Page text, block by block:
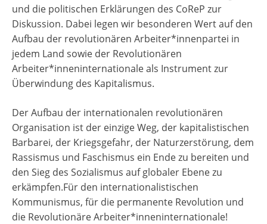
und die politischen Erklärungen des CoReP zur
Diskussion. Dabei legen wir besonderen Wert auf den
Aufbau der revolutionären Arbeiter*innenpartei in
jedem Land sowie der Revolutionären
Arbeiter*inneninternationale als Instrument zur
Überwindung des Kapitalismus.
Der Aufbau der internationalen revolutionären
Organisation ist der einzige Weg, der kapitalistischen
Barbarei, der Kriegsgefahr, der Naturzerstörung, dem
Rassismus und Faschismus ein Ende zu bereiten und
den Sieg des Sozialismus auf globaler Ebene zu
erkämpfen.Für den internationalistischen
Kommunismus, für die permanente Revolution und
die Revolutionäre Arbeiter*inneninternationale!